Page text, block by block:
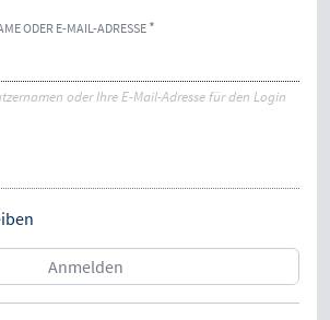
ODER E-MAIL-ADRESSE
oder Ihre E-Mail-Adresse für den Login